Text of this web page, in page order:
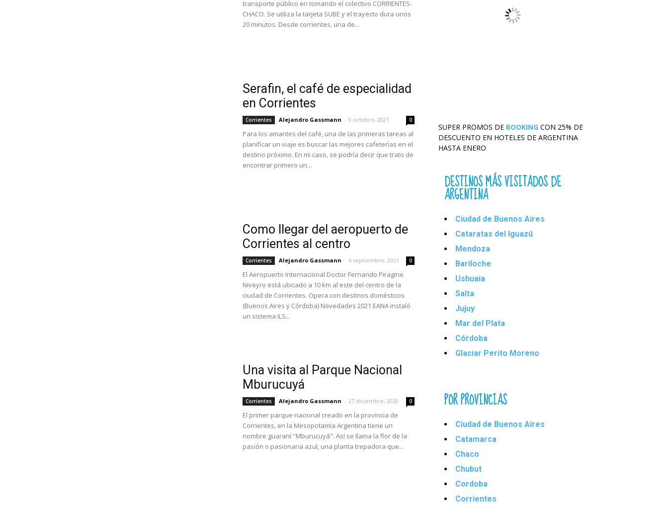
transporte público en tomando el colectivo CORRIENTES-
CHACO. Se utiliza la tarjeta SUBE y el trayecto dura unos
20 minutos. Desde corrientes, una de...
Serafin, el café de especialidad
en Corrientes
Corrientes Alejandro Gassmann - 9 octubre, 2021 0
Para los amantes del café, una de las primeras tareas al
planificar un viaje es buscar las mejores cafeterías en el
destino próximo. En mi caso, se podría decir que trato de
encontrar primero un...
Como llegar del aeropuerto de
Corrientes al centro
Corrientes Alejandro Gassmann - 6 septiembre, 2021 0
El Aeropuerto Internacional Doctor Fernando Piragine
Niveyro está ubicado a 10 km al este del centro de la
ciudad de Corrientes. Opera con destinos domésticos
(Buenos Aires y Córdoba) Novedades 2021 EANA instaló
un sistema ILS...
Una visita al Parque Nacional
Mburucuyá
Corrientes Alejandro Gassmann - 27 diciembre, 2020 0
El primer parque nacional creado en la provincia de
Corrientes, en la Mesopotamia Argentina tiene un
nombre guaraní "Mburucuyá". Así se llama la flor de la
pasión o pasionaria azul, una planta trepadora que...
SUPER PROMOS DE BOOKING CON 25% DE
DESCUENTO EN HOTELES DE ARGENTINA
HASTA ENERO
DESTINOS MÁS VISITADOS DE
ARGENTINA
Ciudad de Buenos Aires
Cataratas del Iguazú
Mendoza
Bariloche
Ushuaia
Salta
Jujuy
Mar del Plata
Córdoba
Glaciar Perito Moreno
POR PROVINCIAS
Ciudad de Buenos Aires
Catamarca
Chaco
Chubut
Cordoba
Corrientes